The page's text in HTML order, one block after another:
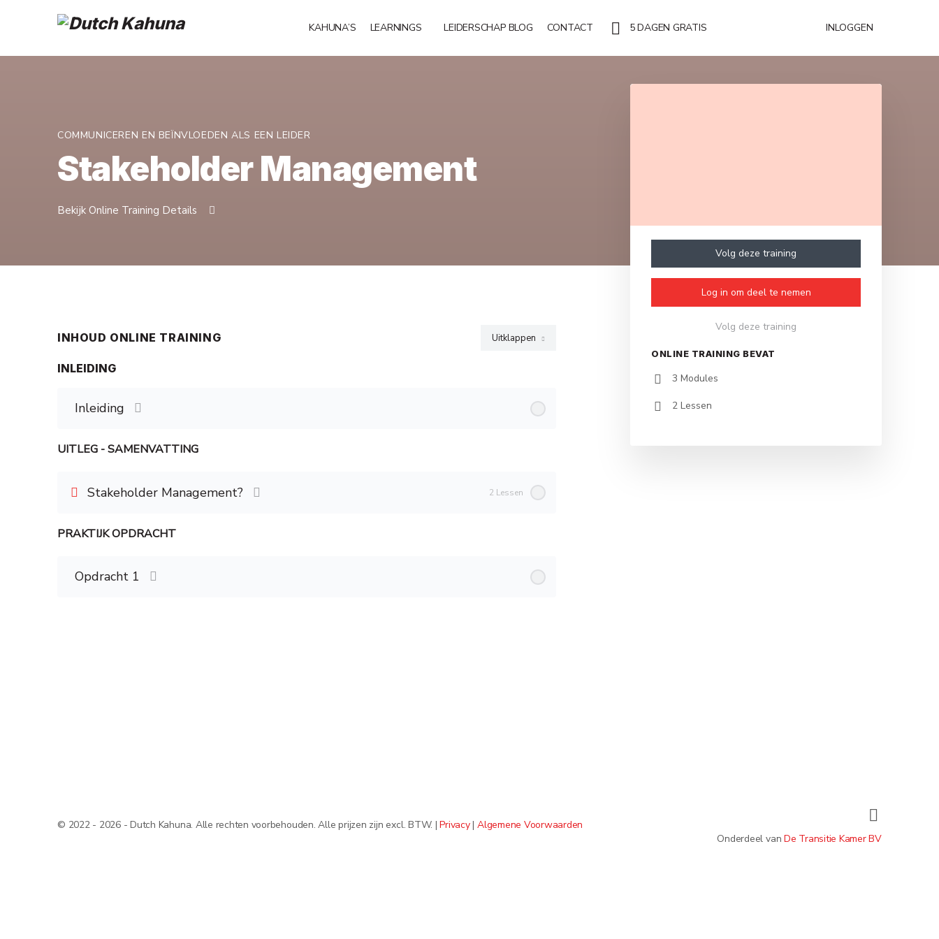
KAHUNA’S LEARNINGS LEIDERSCHAP BLOG CONTACT 5 DAGEN GRATIS INLOGGEN
COMMUNICEREN EN BEÏNVLOEDEN ALS EEN LEIDER
Stakeholder Management
Bekijk Online Training Details
INHOUD ONLINE TRAINING Uitklappen
Modules
INLEIDING
Inleiding
UITLEG - SAMENVATTING
Stakeholder Management? 2 Lessen
Inhoud Module
Stakeholder management? (krachtenveld-analyse, Mitchell, Agle, Wood)
PRAKTIJK OPDRACHT
Opdracht 1
Volg deze training
Log in om deel te nemen
Volg deze training
ONLINE TRAINING BEVAT
3 Modules
2 Lessen
© 2022 - 2026 - Dutch Kahuna. Alle rechten voorbehouden. Alle prijzen zijn excl. BTW. |Privacy| Algemene Voorwaarden
Onderdeel vanDe Transitie Kamer BV